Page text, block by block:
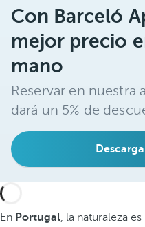
Con Barceló
mejor precio
mano
Reservar en nuestra
dará un 5% de
En Portugal, la naturaleza